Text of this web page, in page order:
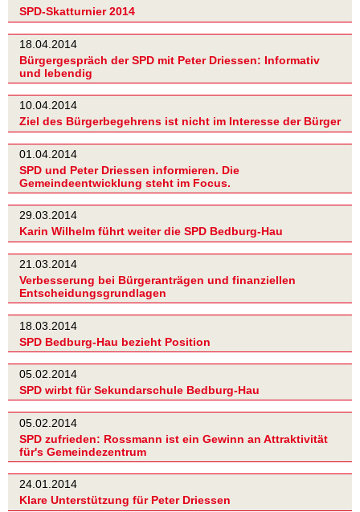
SPD-Skatturnier 2014
18.04.2014
Bürgergespräch der SPD mit Peter Driessen: Informativ
und lebendig
10.04.2014
Ziel des Bürgerbegehrens ist nicht im Interesse der Bürger
01.04.2014
SPD und Peter Driessen informieren. Die
Gemeindeentwicklung steht im Focus.
29.03.2014
Karin Wilhelm führt weiter die SPD Bedburg-Hau
21.03.2014
Verbesserung bei Bürgeranträgen und finanziellen
Entscheidungsgrundlagen
18.03.2014
SPD Bedburg-Hau bezieht Position
05.02.2014
SPD wirbt für Sekundarschule Bedburg-Hau
05.02.2014
SPD zufrieden: Rossmann ist ein Gewinn an Attraktivität
für's Gemeindezentrum
24.01.2014
Klare Unterstützung für Peter Driessen